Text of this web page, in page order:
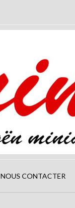
NOUS CONTACTER